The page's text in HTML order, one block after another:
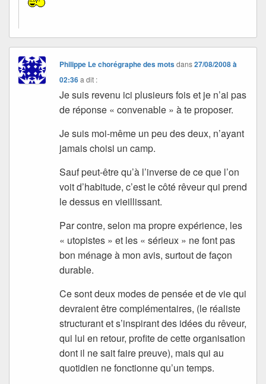
Philippe Le chorégraphe des motsdans27/08/2008 à
02:36 a dit :
Je suis revenu ici plusieurs fois et je n’ai pas
de réponse « convenable » à te proposer.
Je suis moi-même un peu des deux, n’ayant
jamais choisi un camp.
Sauf peut-être qu’à l’inverse de ce que l’on
voit d’habitude, c’est le côté rêveur qui prend
le dessus en vieillissant.
Par contre, selon ma propre expérience, les
« utopistes » et les « sérieux » ne font pas
bon ménage à mon avis, surtout de façon
durable.
Ce sont deux modes de pensée et de vie qui
devraient être complémentaires, (le réaliste
structurant et s’inspirant des idées du rêveur,
qui lui en retour, profite de cette organisation
dont il ne sait faire preuve), mais qui au
quotidien ne fonctionne qu’un temps.